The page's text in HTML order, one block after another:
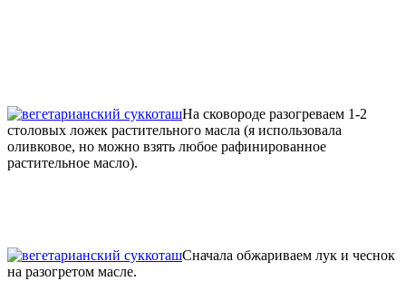
На сковороде разогреваем 1-2
столовых ложек растительного масла (я использовала
оливковое, но можно взять любое рафинированное
растительное масло).
Сначала обжариваем лук и чеснок
на разогретом масле.